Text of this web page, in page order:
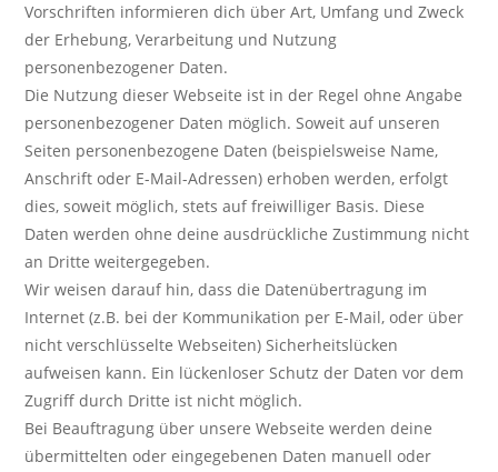
Vorschriften informieren dich über Art, Umfang und Zweck
der Erhebung, Verarbeitung und Nutzung
personenbezogener Daten.
Die Nutzung dieser Webseite ist in der Regel ohne Angabe
personenbezogener Daten möglich. Soweit auf unseren
Seiten personenbezogene Daten (beispielsweise Name,
Anschrift oder E-Mail-Adressen) erhoben werden, erfolgt
dies, soweit möglich, stets auf freiwilliger Basis. Diese
Daten werden ohne deine ausdrückliche Zustimmung nicht
an Dritte weitergegeben.
Wir weisen darauf hin, dass die Datenübertragung im
Internet (z.B. bei der Kommunikation per E-Mail, oder über
nicht verschlüsselte Webseiten) Sicherheitslücken
aufweisen kann. Ein lückenloser Schutz der Daten vor dem
Zugriff durch Dritte ist nicht möglich.
Bei Beauftragung über unsere Webseite werden deine
übermittelten oder eingegebenen Daten manuell oder